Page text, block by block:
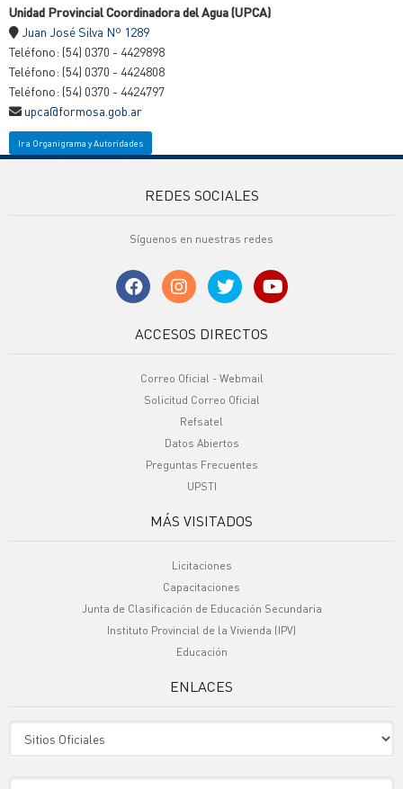
Unidad Provincial Coordinadora del Agua (UPCA)
Juan José Silva Nº 1289
Teléfono: (54) 0370 - 4429898
Teléfono: (54) 0370 - 4424808
Teléfono: (54) 0370 - 4424797
upca@formosa.gob.ar
Ir a Organigrama y Autoridades
REDES SOCIALES
Síguenos en nuestras redes
ACCESOS DIRECTOS
Correo Oficial - Webmail
Solicitud Correo Oficial
Refsatel
Datos Abiertos
Preguntas Frecuentes
UPSTI
MÁS VISITADOS
Licitaciones
Capacitaciones
Junta de Clasificación de Educación Secundaria
Instituto Provincial de la Vivienda (IPV)
Educación
ENLACES